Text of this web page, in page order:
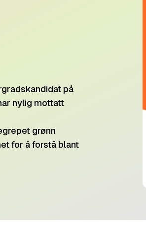
på
nylig mottatt
grønn
for å forstå blant